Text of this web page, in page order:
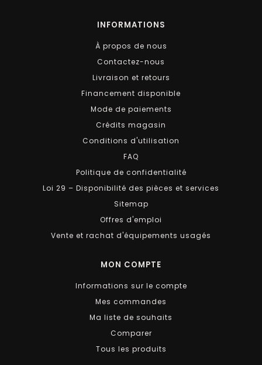
INFORMATIONS
À propos de nous
Contactez-nous
Livraison et retours
Financement disponible
Mode de paiements
Crédits magasin
Conditions d'utilisation
FAQ
Politique de confidentialité
Loi 29 – Disponibilité des pièces et services
Sitemap
Offres d'emploi
Vente et rachat d'équipements usagés
MON COMPTE
Informations sur le compte
Mes commandes
Ma liste de souhaits
Comparer
Tous les produits